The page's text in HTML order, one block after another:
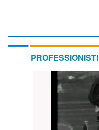
PROFESSIONISTI